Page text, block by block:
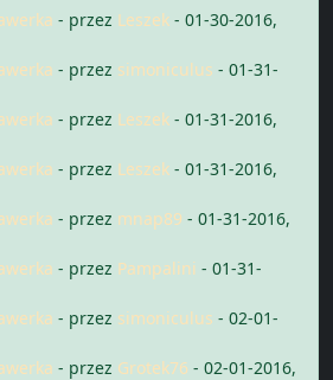
- przez Leszek - 01-30-2016,
- przez simoniculus - 01-31-
- przez Leszek - 01-31-2016,
- przez Leszek - 01-31-2016,
- przez mnap89 - 01-31-2016,
- przez Pampalini - 01-31-
- przez simoniculus - 02-01-
- przez Grotek76 - 02-01-2016,